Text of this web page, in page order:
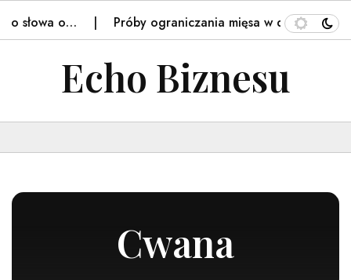
słowa o… Próby ograniczania mięsa w diecie to
Echo Biznesu
Cwana